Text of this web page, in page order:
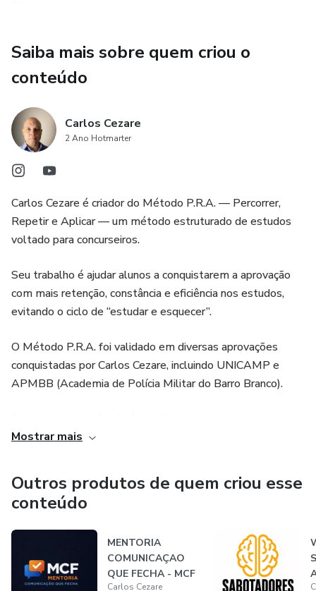
✅ manter constância mesmo com pouco tempo
✅ estudar com mais clareza e direção
Tudo isso por meio do Método de Estudo de Alta
Performance P.R.A.:
📌 Percorrer
📌 Repetir
📌 Aplicar
O Método P.R.A. foi desenvolvido e validado pelo mentor
ao longo da sua trajetória de aprovações, incluindo
instituições como:
🏆 UNICAMP
🏆 Academia de Polícia Militar do Barro Branco
estruturado para transformar estudo em retenção,
Porque estudar não é apenas consumir conteúdo.
A Mentoria Estudo Potente é ideal para quem:
Saiba mais sobre quem criou o
conteúdo
Carlos Cezare
2 Ano Hotmarter
Carlos Cezare é criador do Método P.R.A. — Percorrer,
Repetir e Aplicar — um método estruturado de estudos
voltado para concurseiros.
Seu trabalho é ajudar alunos a conquistarem a aprovação
com mais retenção, constância e eficiência nos estudos,
evitando o ciclo de “estudar e esquecer”.
O Método P.R.A. foi validado em diversas aprovações
conquistadas por Carlos Cezare, incluindo UNICAMP e
APMBB (Academia de Polícia Militar do Barro Branco).
estruturada e aplicação prática.
Porque, para Carlos Cezare:
“Não é sobre estudar mais.
Mostrar mais
Outros produtos de quem criou esse
conteúdo
MENTORIA
COMUNICAÇAO
QUE FECHA - MCF
Carlos Cezare